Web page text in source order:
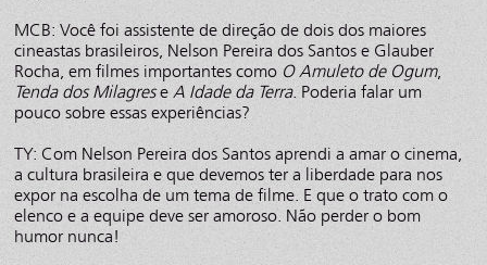
MCB: Você foi assistente de direção de dois dos maiores
cineastas brasileiros, Nelson Pereira dos Santos e Glauber
Rocha, em filmes importantes como O Amuleto de Ogum,
Tenda dos Milagrese A Idade da Terra. Poderia falar um
pouco sobre essas experiências?
TY: Com Nelson Pereira dos Santos aprendi a amar o cinema,
a cultura brasileira e que devemos ter a liberdade para nos
expor na escolha de um tema de filme. E que o trato com o
elenco e a equipe deve ser amoroso. Não perder o bom
humor nunca!